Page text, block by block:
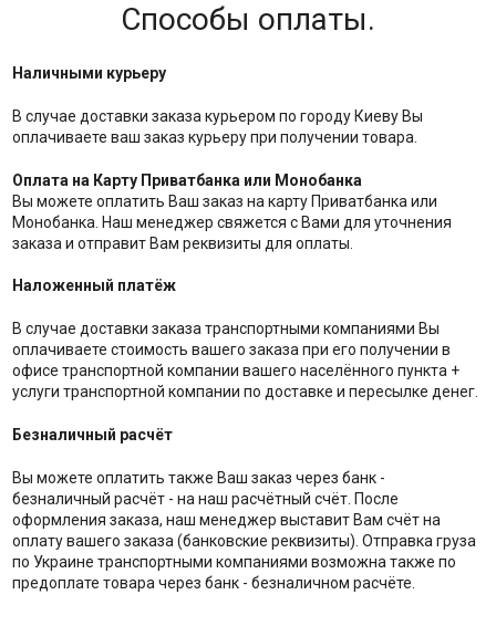
Способы оплаты.
Наличными курьеру
В случае доставки заказа курьером по городу Киеву Вы
оплачиваете ваш заказ курьеру при получении товара.
Оплата на Карту Приватбанка или Монобанка
Вы можете оплатить Ваш заказ на карту Приватбанка или
Монобанка. Наш менеджер свяжется с Вами для уточнения
заказа и отправит Вам реквизиты для оплаты.
Наложенный платёж
В случае доставки заказа транспортными компаниями Вы
оплачиваете стоимость вашего заказа при его получении в
офисе транспортной компании вашего населённого пункта +
услуги транспортной компании по доставке и пересылке денег.
Безналичный расчёт
Вы можете оплатить также Ваш заказ через банк -
безналичный расчёт - на наш расчётный счёт. После
оформления заказа, наш менеджер выставит Вам счёт на
оплату вашего заказа (банковские реквизиты). Отправка груза
по Украине транспортными компаниями возможна также по
предоплате товара через банк - безналичном расчёте.